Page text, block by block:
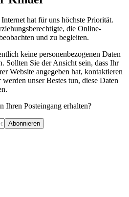
hat für uns höchste Priorität.
die Online-
und zu begleiten.
keine personenbezogenen Daten
Sollten Sie der Ansicht sein, dass Ihr
Website angegeben hat, kontaktieren
unser Bestes tun, diese Daten
Ihren Posteingang erhalten?
Abonnieren